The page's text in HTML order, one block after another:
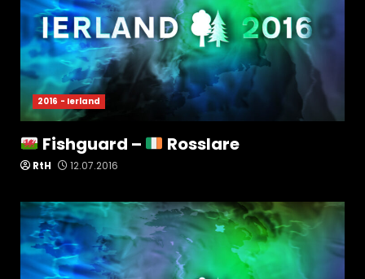
2016 - Ierland
Fishguard – Rosslare
RtH 12.07.2016